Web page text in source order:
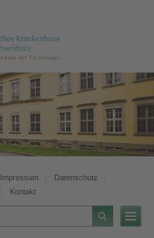
Impressum
Datenschutz
Kontakt